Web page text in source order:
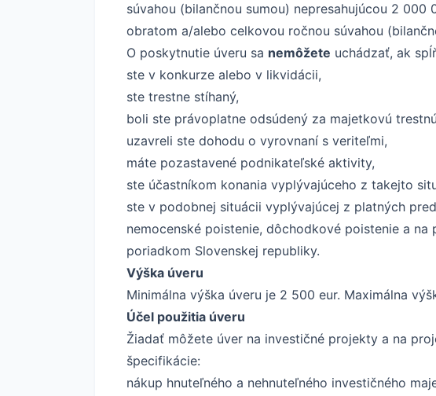
súvahou (bilančnou sumou) nepresahujúcou 2
obratom a/alebo celkovou ročnou súvahou
O poskytnutie úveru sa nemôžete uchádzať, ak
ste v konkurze alebo v likvidácii,
ste trestne stíhaný,
boli ste právoplatne odsúdený za majetkovú
uzavreli ste dohodu o vyrovnaní s veriteľmi,
máte pozastavené podnikateľské aktivity,
ste účastníkom konania vyplývajúceho z takejto
ste v podobnej situácii vyplývajúcej z platných
nemocenské poistenie, dôchodkové poistenie a
poriadkom Slovenskej republiky.
Výška úveru
Minimálna výška úveru je 2 500 eur. Maximálna
Účel použitia úveru
Žiadať môžete úver na investičné projekty a na
špecifikácie:
nákup hnuteľného a nehnuteľného investičného